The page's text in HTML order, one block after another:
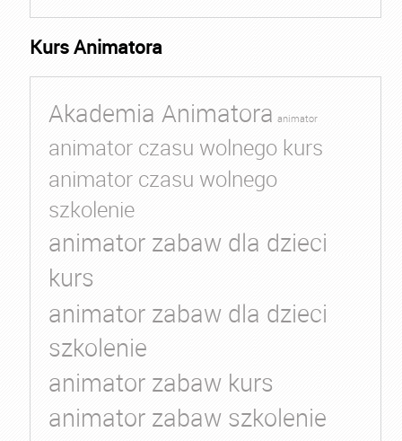
Kurs Animatora
Akademia Animatora animator
animator czasu wolnego kurs
animator czasu wolnego
szkolenie
animator zabaw dla dzieci
kurs
animator zabaw dla dzieci
szkolenie
animator zabaw kurs
animator zabaw szkolenie